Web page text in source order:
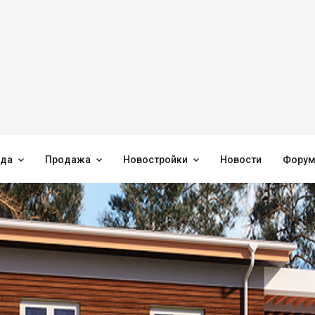
 Продажа  Новостройки  Новости Форум